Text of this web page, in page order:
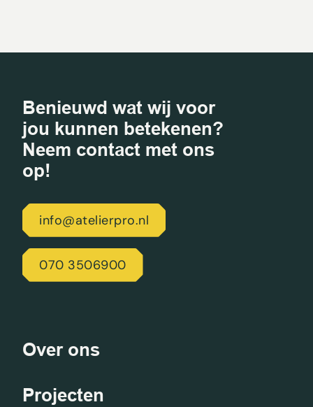
Benieuwd wat wij voor
jou kunnen betekenen?
Neem contact met ons
op!
info@atelierpro.nl
070 3506900
Over ons
Projecten